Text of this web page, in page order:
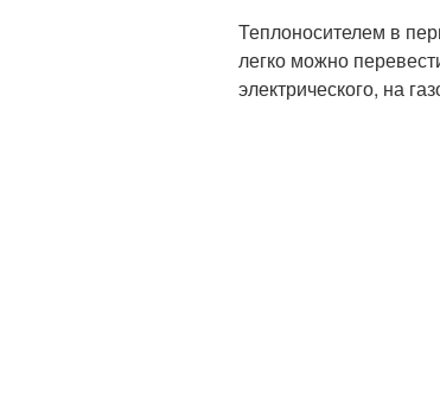
Теплоносителем в
легко можно
электрического, на